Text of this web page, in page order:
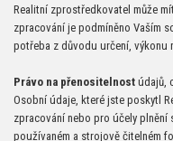
Realitní zprostředkovatel může
zpracování je podmíněno Vaším
potřeba z důvodu určení, výkonu
Právo na přenositelnost údajů,
Osobní údaje, které jste poskytl
zpracování nebo pro účely plnění
používaném a strojově čitelném